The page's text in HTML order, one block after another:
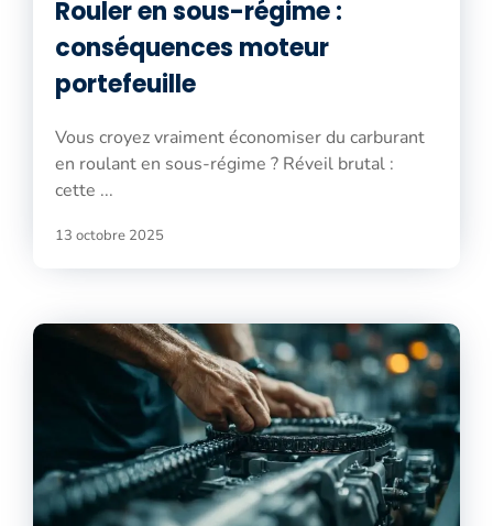
Rouler en sous-régime :
conséquences moteur
portefeuille
Vous croyez vraiment économiser du carburant
en roulant en sous-régime ? Réveil brutal :
cette ...
13 octobre 2025